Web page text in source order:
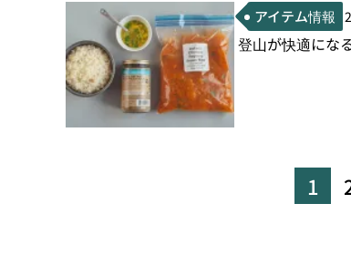
アイテム情報
登山が快適にな
1